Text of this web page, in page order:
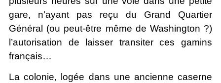
gare, n’ayant pas reçu du Grand Quartier
Général (ou peut-être même de Washington ?)
l’autorisation de laisser transiter ces gamins
français…
La colonie, logée dans une ancienne caserne